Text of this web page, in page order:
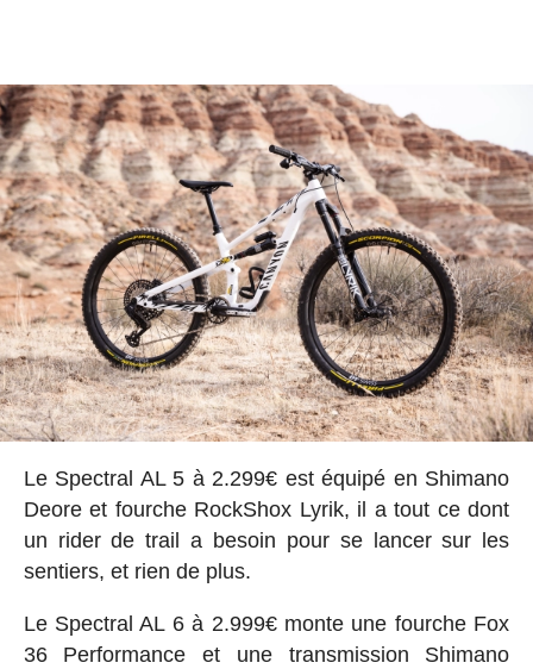
Le Spectral AL 5 à 2.299€ est équipé en Shimano
Deore et fourche RockShox Lyrik, il a tout ce dont
un rider de trail a besoin pour se lancer sur les
sentiers, et rien de plus.
Le Spectral AL 6 à 2.999€ monte une fourche Fox
36 Performance et une transmission Shimano